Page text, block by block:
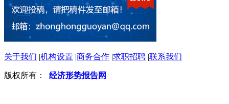
关于我们 |机构设置 |商务合作 |求职招聘 |联系我们
版权所有： 经济形势报告网